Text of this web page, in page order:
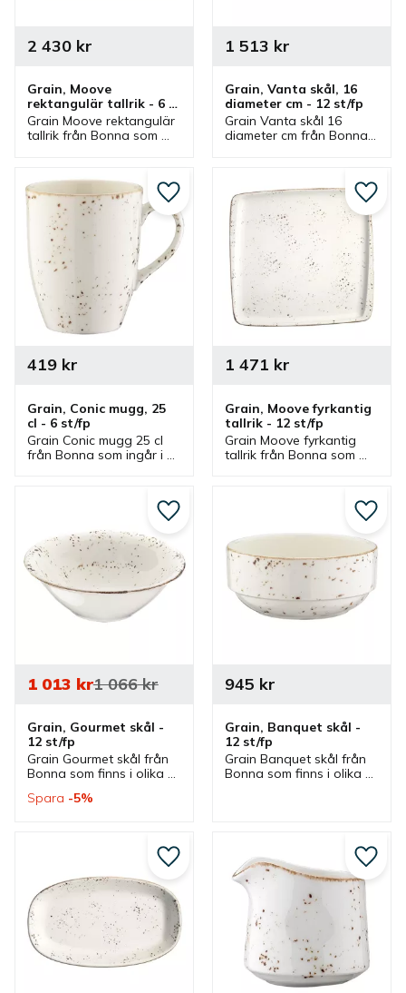
Grain, Moove
rektangulär tallrik - 6
st/fp
Grain Moove rektangulär
tallrik från Bonna som
delar finns. Tallrikar är
bra mattallrikar.
2 430kr
Grain, Vanta skål, 16
diameter cm - 12 st/fp
Grain Vanta skål 16
diameter cm från Bonna
serveringsskål och
matskål.
1 513 kr
Grain, Conic mugg, 25
cl - 6 st/fp
Grain Conic mugg 25 cl
från Bonna som ingår i
handtag som är en bra
419kr
Lägg till i favoriter
Grain, Moove fyrkantig
tallrik - 12 st/fp
Grain Moove fyrkantig
tallrik från Bonna som
1 471 kr
Lägg
Grain, Gourmet skål -
12 st/fp
Grain Gourmet skål från
Bonna som finns i olika
serie där flera delar
1 013 kr1 066kr
Spara 5%
Lägg till i favoriter
Grain, Banquet skål -
12 st/fp
Grain Banquet skål från
Bonna som finns i olika
945 kr
Lägg
Lägg till i favoriter Lägg